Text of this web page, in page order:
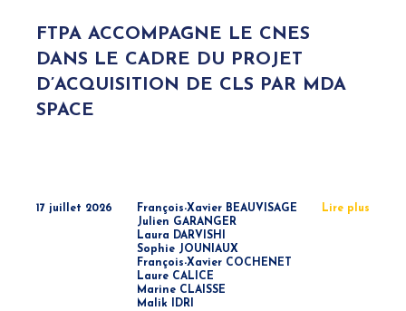
FTPA ACCOMPAGNE LE CNES
DANS LE CADRE DU PROJET
D’ACQUISITION DE CLS PAR MDA
SPACE
17 juillet 2026
François-Xavier BEAUVISAGE
Julien GARANGER
Laura DARVISHI
Sophie JOUNIAUX
François-Xavier COCHENET
Laure CALICE
Marine CLAISSE
Malik IDRI
Lire plus